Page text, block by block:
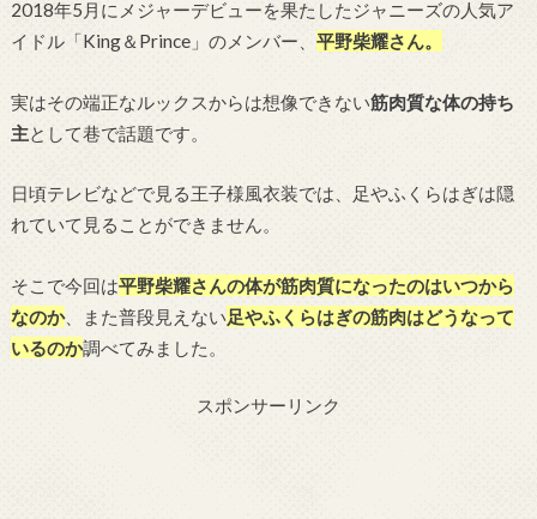
2018年5月にメジャーデビューを果たしたジャニーズの人気ア
イドル「King＆Prince」のメンバー、 平野柴耀さん。
実はその端正なルックスからは想像できない筋肉質な体の持ち
主として巷で話題です。
日頃テレビなどで見る王子様風衣装では、足やふくらはぎは隠
れていて見ることができません。
そこで今回は平野柴耀さんの体が筋肉質になったのはいつから
なのか、また普段見えない足やふくらはぎの筋肉はどうなって
いるのか調べてみました。
スポンサーリンク